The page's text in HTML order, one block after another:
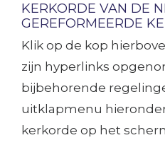
KERKORDE VAN DE
GEREFORMEERDE
Klik op de kop
zijn hyperlinks
bijbehorende
uitklapmenu
kerkorde op het